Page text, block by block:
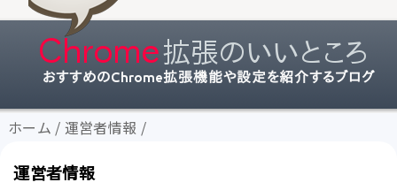
ホーム / 運営者情報 /
運営者情報